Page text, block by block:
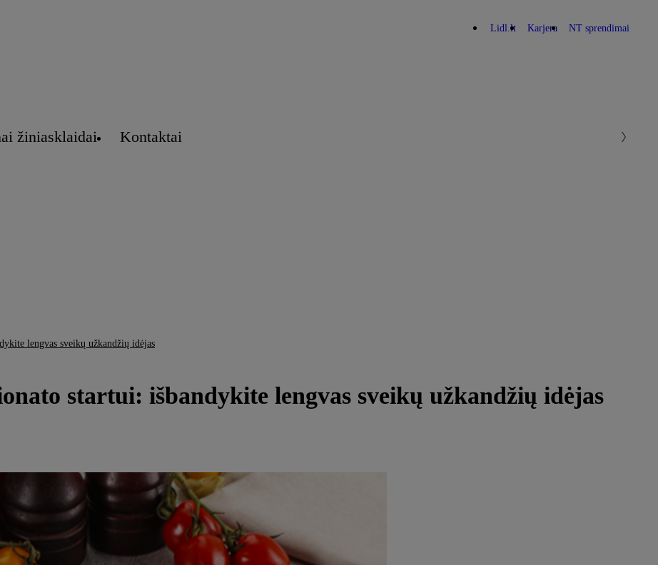
Lidl.lt Karjera NT sprendimai
žiniasklaidai Kontaktai
lengvas sveikų užkandžių idėjas
startui: išbandykite lengvas sveikų užkandžių idėjas